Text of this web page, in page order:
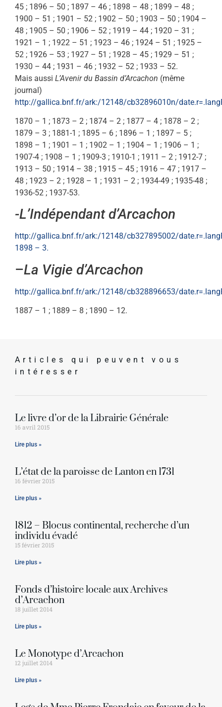
45 ; 1896 – 50 ; 1897 – 46 ; 1898 – 48 ; 1899 – 48 ;
1900 – 51 ; 1901 – 52 ; 1902 – 50 ; 1903 – 50 ; 1904 –
48 ; 1905 – 50 ; 1906 – 52 ; 1919 – 44 ; 1920 – 31 ;
1921 – 1 ; 1922 – 51 ; 1923 – 46 ; 1924 – 51 ; 1925 –
52 ; 1926 – 53 ; 1927 – 51 ; 1928 – 45 ; 1929 – 51 ;
1930 – 44 ; 1931 – 46 ; 1932 – 52 ; 1933 – 52.
Mais aussi L’Avenir du Bassin d’Arcachon (même
journal)
http://gallica.bnf.fr/ark:/12148/cb32896010n/
1870 – 1 ; 1873 – 2 ; 1874 – 2 ; 1877 – 4 ; 1878 – 2 ;
1879 – 3 ; 1881-1 ; 1895 – 6 ; 1896 – 1 ; 1897 – 5 ;
1898 – 1 ; 1901 – 1 ; 1902 – 1 ; 1904 – 1 ; 1906 – 1 ;
1907-4 ; 1908 – 1 ; 1909-3 ; 1910-1 ; 1911 – 2 ; 1912-7 ;
1913 – 50 ; 1914 – 38 ; 1915 – 45 ; 1916 – 47 ; 1917 –
48 ; 1923 – 2 ; 1928 – 1 ; 1931 – 2 ; 1934-49 ; 1935-48 ;
1936-52 ; 1937-53.
-L’Indépendant d’Arcachon
http://gallica.bnf.fr/ark:/12148/cb327895002/
1898 – 3.
–La Vigie d’Arcachon
http://gallica.bnf.fr/ark:/12148/cb328896653/
1887 – 1 ; 1889 – 8 ; 1890 – 12.
Articles qui peuvent vous
intéresser
Le livre d’or de la Librairie Générale
16 avril 2015
Lire plus »
L’état de la paroisse de Lanton en 1731
16 février 2015
Lire plus »
1812 – Blocus continental, recherche d’un
individu évadé
15 février 2015
Lire plus »
Fonds d’histoire locale aux Archives
d’Arcachon
18 juillet 2014
Lire plus »
Le Monotype d’Arcachon
12 juillet 2014
Lire plus »